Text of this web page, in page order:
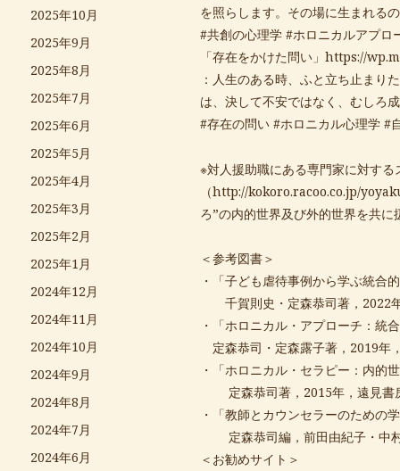
2025年10月
2025年9月
2025年8月
2025年7月
2025年6月
2025年5月
2025年4月
2025年3月
2025年2月
2025年1月
2024年12月
2024年11月
2024年10月
2024年9月
2024年8月
2024年7月
2024年6月
を照らします。その場に生まれる
#共創の心理学 #ホロニカルアプロ
「存在をかけた問い」 https://
：人生のある時、ふと立ち止まり
は、決して不安ではなく、むしろ
#存在の問い #ホロニカル心理学 #
※対人援助職にある専門家に対す
（http://kokoro.racoo.co.jp/
ろ”の内的世界及び外的世界を共
＜参考図書＞
・「子ども虐待事例から学ぶ統合
千賀則史・定森恭司著，2022
・「ホロニカル・アプローチ：統
定森恭司・定森露子著，2019年
・「ホロニカル・セラピー：内的
定森恭司著，2015年，遠見書
・「教師とカウンセラーのための
定森恭司編，前田由紀子・中村
＜お勧めサイト＞